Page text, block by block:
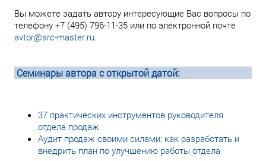
Вы можете задать автору интересующие Вас вопросы по
телефону +7 (495) 796-11-35 или по электронной почте
avtor@src-master.ru.
Семинары автора с открытой датой:
37 практических инструментов руководителя
отдела продаж
Аудит продаж своими силами: как разработать и
внедрить план по улучшению работы отдела